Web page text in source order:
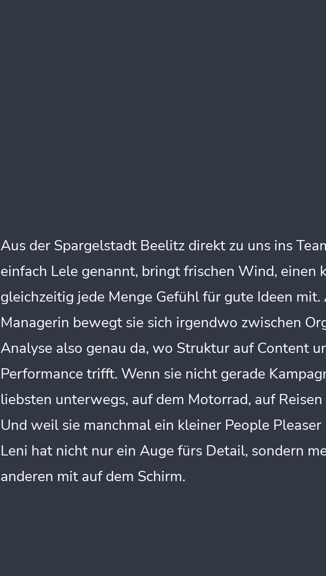
Aus der Spargelstadt Beelitz direkt zu uns ins
einfach Lele genannt, bringt frischen Wind, einen
gleichzeitig jede Menge Gefühl für gute Ideen mit.
Managerin bewegt sie sich irgendwo zwischen
Analyse also genau da, wo Struktur auf Content
Performance trifft. Wenn sie nicht gerade
liebsten unterwegs, auf dem Motorrad, auf
Und weil sie manchmal ein kleiner People
Leni hat nicht nur ein Auge fürs Detail, sondern
anderen mit auf dem Schirm.